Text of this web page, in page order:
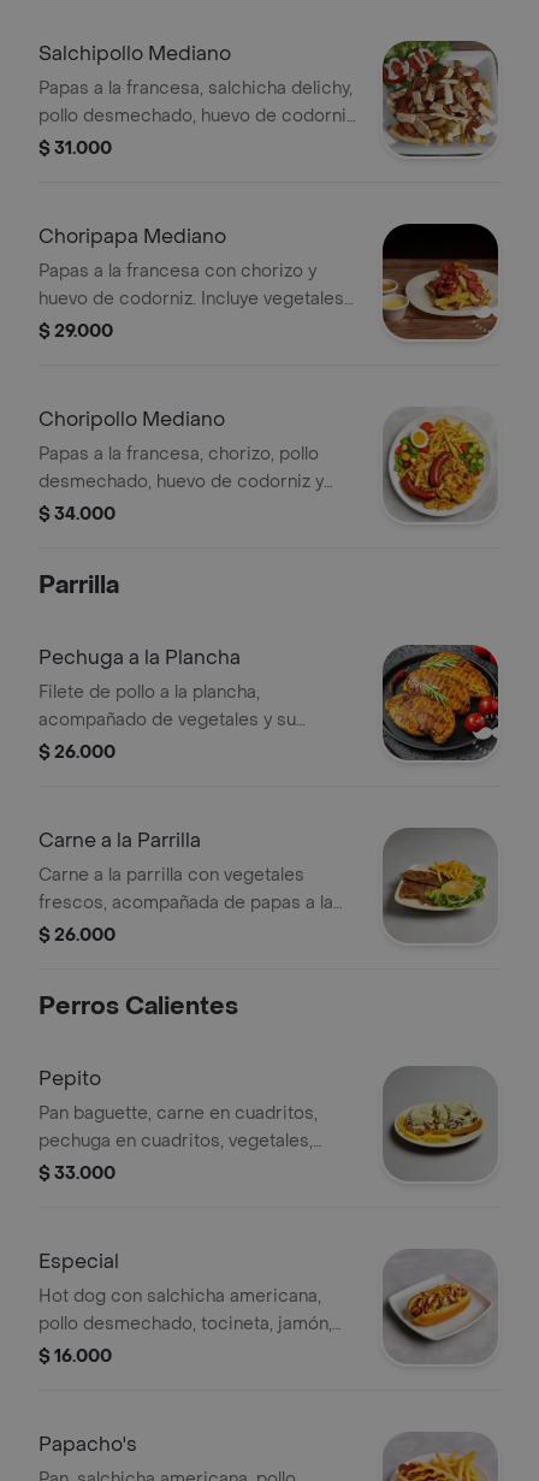
Salchipollo Mediano
Papas a la francesa, salchicha delichy,
pollo desmechado, huevo de codorniz
y vegetales.
$ 31.000
Choripapa Mediano
Papas a la francesa con chorizo y
huevo de codorniz. Incluye vegetales
y salsas.
$ 29.000
Choripollo Mediano
Papas a la francesa, chorizo, pollo
desmechado, huevo de codorniz y
vegetales.
$ 34.000
Parrilla
Pechuga a la Plancha
Filete de pollo a la plancha,
acompañado de vegetales y su
elección de papas a la francesa o
$ 26.000
Carne a la Parrilla
Carne a la parrilla con vegetales
frescos, acompañada de papas a la
francesa.
$ 26.000
Perros Calientes
Pepito
Pan baguette, carne en cuadritos,
pechuga en cuadritos, vegetales,
maíz, aguacate, queso, chorizo, huevo
$ 33.000
Especial
Hot dog con salchicha americana,
pollo desmechado, tocineta, jamón,
queso, cebolla y salsas en pan suave.
$ 16.000
Papacho's